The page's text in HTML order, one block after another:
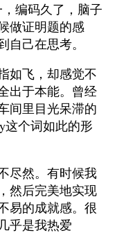
编码久了，脑子
做证明题的感
己在思考。
如飞，却感觉不
出于本能。曾经
间里目光呆滞的
这个词如此的形
尽然。有时候我
然后完美地实现
易的成就感。很
乎是我热爱